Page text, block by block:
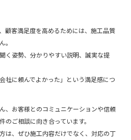
顧客満足度を高めるためには、施工品質
。
く姿勢、分かりやすい説明、誠実な提
社に頼んでよかった」という満足感につ
、お客様とのコミュニケーションや信頼
ご相談に向き合っています。
は、ぜひ施工内容だけでなく、対応の丁